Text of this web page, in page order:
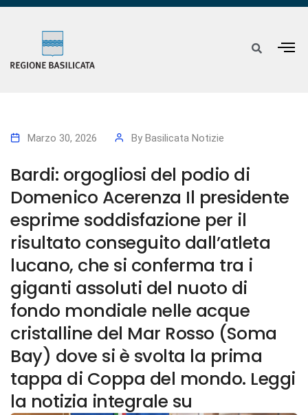
Marzo 30, 2026 By Basilicata Notizie
Bardi: orgogliosi del podio di
Domenico Acerenza Il presidente
esprime soddisfazione per il
risultato conseguito dall’atleta
lucano, che si conferma tra i
giganti assoluti del nuoto di
fondo mondiale nelle acque
cristalline del Mar Rosso (Soma
Bay) dove si è svolta la prima
tappa di Coppa del mondo. Leggi
la notizia integrale su